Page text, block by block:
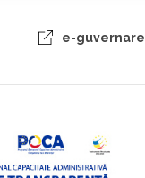
e-guvernare